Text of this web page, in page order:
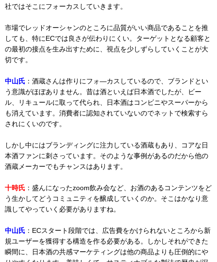
社ではそこにフォーカスしていきます。
市場でレッドオーシャンのところに品質がいい商品であることを推
しても、特にECでは良さが伝わりにくい。ターゲットとなる顧客と
の最初の接点を生み出すために、視点を少しずらしていくことが大
切です。
中山氏 ：酒蔵さんは作りにフォ―カスしているので、ブランドとい
う意識がほぼありません。昔は酒といえば日本酒でしたが、ビー
ル、リキュールに取って代られ、日本酒はコンビニやスーパーから
も消えています。消費者に認知されていないのでネットで検索すら
されにくいのです。
しかし中にはブランディングに注力している酒蔵もあり、コアな日
本酒ファンに刺さっています。そのような事例があるのだから他の
酒蔵メーカーでもチャンスはあります。
十時氏 ：盛んになったzoom飲み会など、お酒のあるコンテンツをど
う生かしてどうコミュニティを醸成していくのか。そこはかなり意
識してやっていく必要がありますね。
中山氏 ：ECスタート段階では、広告費をかけられないところから新
規ユーザーを獲得する構造を作る必要がある。しかしそれができた
瞬間に、日本酒の共感マーケティングは他の商品よりも圧倒的にや